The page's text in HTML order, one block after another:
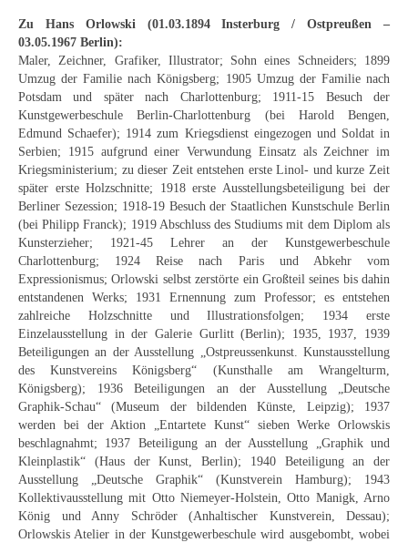
Neues
Tägliche Dosis Kunst
Themenflyer
Themenflyer: Trügerische Idyllen
Themenflyer: Buch und Schrift in der Kunst
Themenflyer: Sehnsucht Süden
Themenflyer: Walter Becker
Themenflyer: Richild Holt
Themenflyer: Ernst Geitlinger
Themenflyer: Michel Wagner
Weitere Themenflyer
Buchempfehlungen
Richild Holt – Farbe und Linie
Theodor Zeller (1900-1986) Maler und
Visionär
Zu Hans Orlowski (01.03.1894 Insterburg / Ostpreußen –
03.05.1967 Berlin):
Maler, Zeichner, Grafiker, Illustrator; Sohn eines Schneiders; 1899
Umzug der Familie nach Königsberg; 1905 Umzug der Familie nach
Potsdam und später nach Charlottenburg; 1911-15 Besuch der
Kunstgewerbeschule Berlin-Charlottenburg (bei Harold Bengen,
Edmund Schaefer); 1914 zum Kriegsdienst eingezogen und Soldat in
Serbien; 1915 aufgrund einer Verwundung Einsatz als Zeichner im
Kriegsministerium; zu dieser Zeit entstehen erste Linol- und kurze Zeit
später erste Holzschnitte; 1918 erste Ausstellungsbeteiligung bei der
Berliner Sezession; 1918-19 Besuch der Staatlichen Kunstschule Berlin
(bei Philipp Franck); 1919 Abschluss des Studiums mit dem Diplom als
Kunsterzieher; 1921-45 Lehrer an der Kunstgewerbeschule
Charlottenburg; 1924 Reise nach Paris und Abkehr vom
Expressionismus; Orlowski selbst zerstörte ein Großteil seines bis dahin
entstandenen Werks; 1931 Ernennung zum Professor; es entstehen
zahlreiche Holzschnitte und Illustrationsfolgen; 1934 erste
Einzelausstellung in der Galerie Gurlitt (Berlin); 1935, 1937, 1939
Beteiligungen an der Ausstellung „Ostpreussenkunst. Kunstausstellung
des Kunstvereins Königsberg“ (Kunsthalle am Wrangelturm,
Königsberg); 1936 Beteiligungen an der Ausstellung „Deutsche
Graphik-Schau“ (Museum der bildenden Künste, Leipzig); 1937
werden bei der Aktion „Entartete Kunst“ sieben Werke Orlowskis
beschlagnahmt; 1937 Beteiligung an der Ausstellung „Graphik und
Kleinplastik“ (Haus der Kunst, Berlin); 1940 Beteiligung an der
Ausstellung „Deutsche Graphik“ (Kunstverein Hamburg); 1943
Kollektivausstellung mit Otto Niemeyer-Holstein, Otto Manigk, Arno
König und Anny Schröder (Anhaltischer Kunstverein, Dessau);
Orlowskis Atelier in der Kunstgewerbeschule wird ausgebombt, wobei